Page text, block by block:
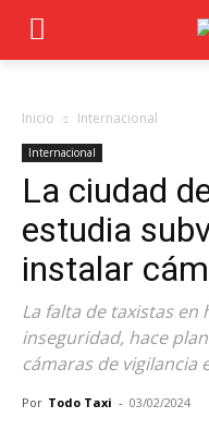
Inicio Internacional
Internacional
La ciudad
estudia
instalar
La falta de taxistas
inseguridad, hace
cámaras de vigilancia
Por Todo Taxi - 03/02/2024